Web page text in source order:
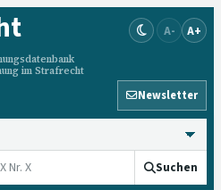
im Strafrecht
A- A+
Newsletter
Suchen